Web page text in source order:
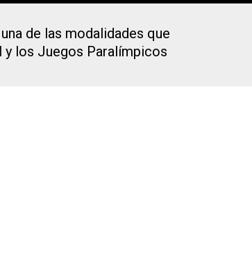
de las modalidades que
y los Juegos Paralímpicos